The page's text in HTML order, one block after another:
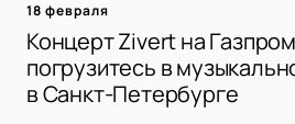
18 февраля
Концерт Zivert на
погрузитесь в
в Санкт-Петербурге